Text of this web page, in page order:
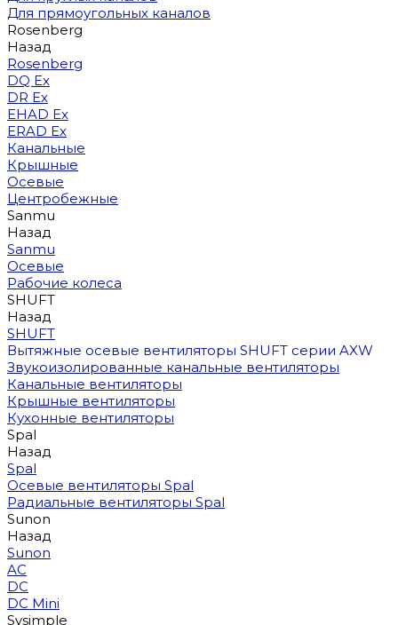
Для прямоугольных каналов
Rosenberg
Назад
Rosenberg
DQ Ex
DR Ex
EHAD Ex
ERAD Ex
Канальные
Крышные
Осевые
Центробежные
Sanmu
Назад
Sanmu
Осевые
Рабочие колеса
SHUFT
Назад
SHUFT
Вытяжные осевые вентиляторы SHUFT серии AXW
Звукоизолированные канальные вентиляторы
Канальные вентиляторы
Крышные вентиляторы
Кухонные вентиляторы
Spal
Назад
Spal
Осевые вентиляторы Spal
Радиальные вентиляторы Spal
Sunon
Назад
Sunon
AC
DC
DC Mini
Sysimple